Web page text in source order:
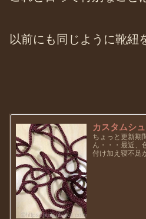
以前にも同じように靴紐
カスタムシ
ちょっと更新期
ん・・・最近、
付け加え寝不足